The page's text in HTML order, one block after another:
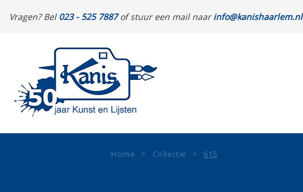
Vragen? Bel 023 - 525 7887of stuur een mail naarinfo@kanishaarlem.nl
Home > Collectie > 615